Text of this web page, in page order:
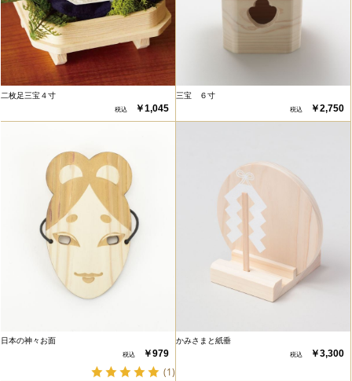
二枚足三宝４寸
￥1,045
三宝 ６寸
￥2,750
日本の神々お面
￥979
(1)
かみさまと紙垂
￥3,300